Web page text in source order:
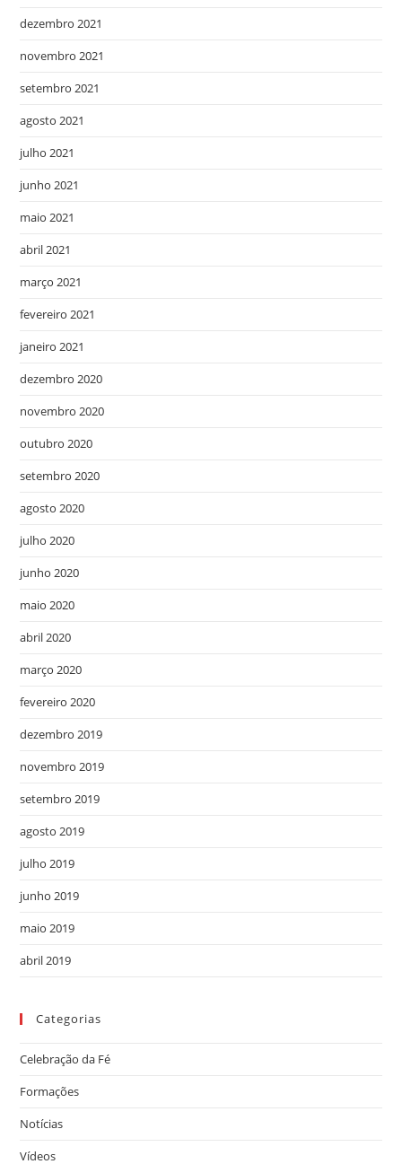
dezembro 2021
novembro 2021
setembro 2021
agosto 2021
julho 2021
junho 2021
maio 2021
abril 2021
março 2021
fevereiro 2021
janeiro 2021
dezembro 2020
novembro 2020
outubro 2020
setembro 2020
agosto 2020
julho 2020
junho 2020
maio 2020
abril 2020
março 2020
fevereiro 2020
dezembro 2019
novembro 2019
setembro 2019
agosto 2019
julho 2019
junho 2019
maio 2019
abril 2019
Categorias
Celebração da Fé
Formações
Notícias
Vídeos